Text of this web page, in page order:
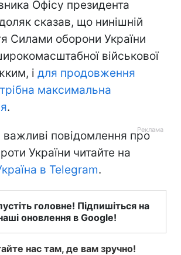
Офісу президента
сказав, що нинішній
Силами оборони України
військової
і для продовження
максимальна
.
важливі повідомлення про
України читайте на
в Telegram.
головне! Підпишіться на
оновлення в Google!
нас там, де вам зручно!